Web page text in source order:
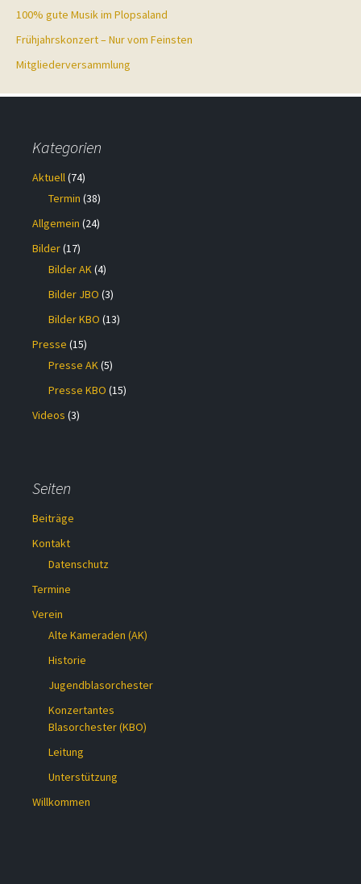
100% gute Musik im Plopsaland
Frühjahrskonzert – Nur vom Feinsten
Mitgliederversammlung
Kategorien
Aktuell(74)
Termin (38)
Allgemein (24)
Bilder(17)
Bilder AK(4)
Bilder JBO (3)
Bilder KBO (13)
Presse (15)
Presse AK(5)
Presse KBO (15)
Videos (3)
Seiten
Beiträge
Kontakt
Datenschutz
Termine
Verein
Alte Kameraden (AK)
Historie
Jugendblasorchester
Konzertantes
Blasorchester (KBO)
Leitung
Unterstützung
Willkommen